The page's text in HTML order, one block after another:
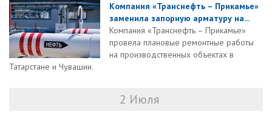
Компания «Транснефть – Прикамье»
заменила запорную арматуру на...
Компания «Транснефть – Прикамье»
провела плановые ремонтные работы
на производственных объектах в
Татарстане и Чувашии.
2 Июля